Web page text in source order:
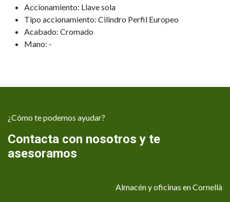
Accionamiento: Llave sola
Tipo accionamiento: Cilindro Perfil Europeo
Acabado: Cromado
Mano: -
¿Cómo te podemos ayudar?
Contacta con nosotros y te
asesoramos
Almacén y oficinas en Cornellà